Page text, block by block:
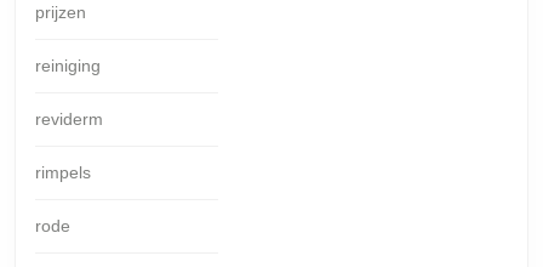
prijzen
reiniging
reviderm
rimpels
rode